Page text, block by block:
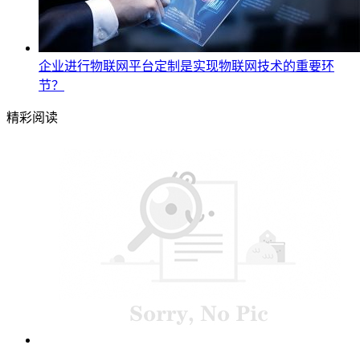
企业进行物联网平台定制是实现物联网技术的重要环
节？
精彩阅读